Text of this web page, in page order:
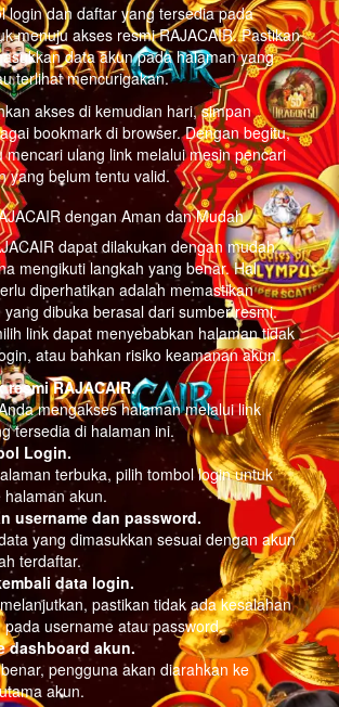
login dan daftar yang tersedia pada
menuju akses resmi RAJACAIR. Pastikan
data akun pada halaman yang
terlihat mencurigakan.
akses di kemudian hari, simpan
bookmark di browser. Dengan begitu,
mencari ulang link melalui mesin pencari
yang belum tentu valid.
dengan Aman dan Mudah
dapat dilakukan dengan mudah
mengikuti langkah yang benar. Hal
diperhatikan adalah memastikan
dibuka berasal dari sumber resmi.
link dapat menyebabkan halaman tidak
atau bahkan risiko keamanan akun.
resmi RAJACAIR.
mengakses halaman melalui link
tersedia di halaman ini.
Login.
terbuka, pilih tombol login untuk
halaman akun.
username dan password.
yang dimasukkan sesuai dengan akun
terdaftar.
data login.
pastikan tidak ada kesalahan
pada username atau password.
dashboard akun.
pengguna akan diarahkan ke
akun.